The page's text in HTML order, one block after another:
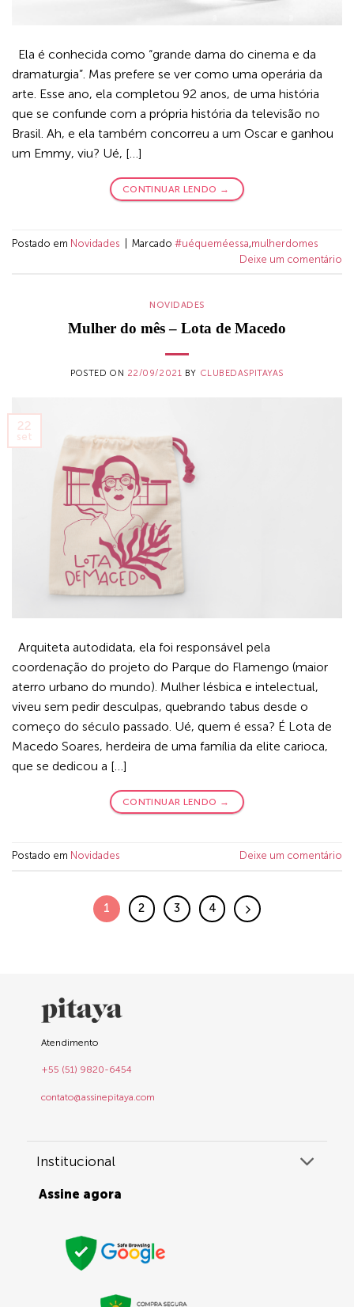
Ela é conhecida como “grande dama do cinema e da
dramaturgia”. Mas prefere se ver como uma operária da
arte. Esse ano, ela completou 92 anos, de uma história
que se confunde com a própria história da televisão no
Brasil. Ah, e ela também concorreu a um Oscar e ganhou
um Emmy, viu? Ué, […]
CONTINUAR LENDO →
Postado em Novidades Marcado #uéqueméessa,mulherdomes
Deixe um comentário
NOVIDADES
Mulher do mês – Lota de Macedo
POSTED ON 22/09/2021 BY CLUBEDASPITAYAS
22
set
Arquiteta autodidata, ela foi responsável pela
coordenação do projeto do Parque do Flamengo (maior
aterro urbano do mundo). Mulher lésbica e intelectual,
viveu sem pedir desculpas, quebrando tabus desde o
começo do século passado. Ué, quem é essa? É Lota de
Macedo Soares, herdeira de uma família da elite carioca,
que se dedicou a […]
CONTINUAR LENDO →
Postado em Novidades Deixe um comentário
1 2 3 4
Atendimento
+55 (51) 9820-6454
contato@assinepitaya.com
Institucional
Assine agora